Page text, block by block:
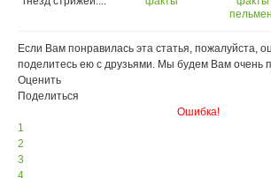
Если Вам понравилась эта статья, пожалуйста,
поделитесь ею с друзьями. Мы будем Вам очень
Оценить
Поделиться
Ошибка!
1
2
3
4